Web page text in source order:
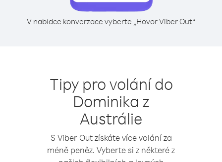
V nabídce konverzace vyberte „Hovor Viber Out“
Tipy pro volání do
Dominika z
Austrálie
S Viber Out získáte více volání za
méně peněz. Vyberte si z některé z